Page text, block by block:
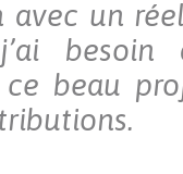
avec un
ce beau